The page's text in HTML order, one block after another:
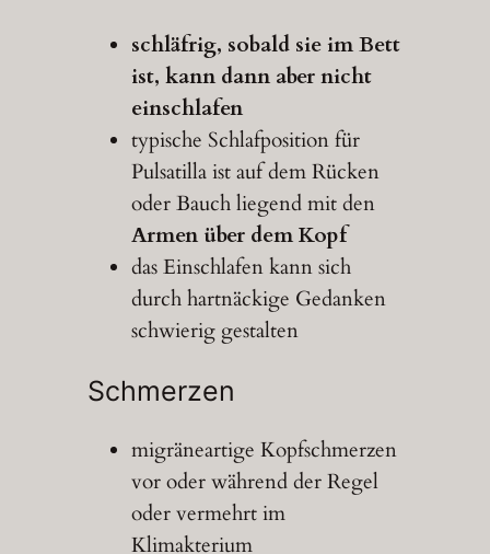
schläfrig, sobald sie im Bett
ist, kann dann aber nicht
einschlafen
typische Schlafposition für
Pulsatilla ist auf dem Rücken
oder Bauch liegend mit den
Armen über dem Kopf
das Einschlafen kann sich
durch hartnäckige Gedanken
schwierig gestalten
Schmerzen
migräneartige Kopfschmerzen
vor oder während der Regel
oder vermehrt im
Klimakterium